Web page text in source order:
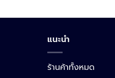
แนะนำ
ร้านค้าทั้งหมด